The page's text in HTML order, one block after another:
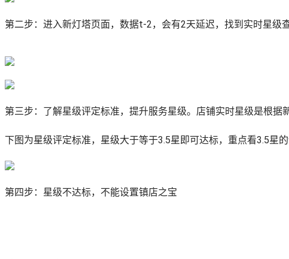
第二步：进入新灯塔页面，数据t-2，会有2天延迟，找到实时星
第三步：了解星级评定标准，提升服务星级。店铺实时星级是根
下图为星级评定标准，星级大于等于3.5星即可达标，重点看3.5星
第四步：星级不达标，不能设置镇店之宝